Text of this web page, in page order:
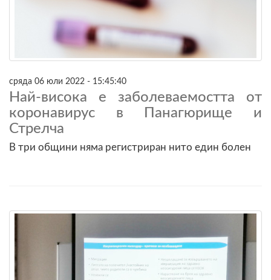
сряда 06 юли 2022 - 15:45:40
Най-висока е заболеваемостта от
коронавирус в Панагюрище и
Стрелча
В три общини няма регистриран нито един болен